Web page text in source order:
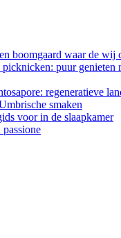
boomgaard waar de wij
puur genieten
regeneratieve
smaken
voor in de slaapkamer